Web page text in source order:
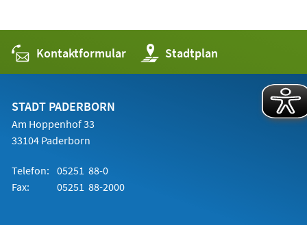
Kontaktformular Stadtplan
(Öffnet
in
einem
STADT PADERBORN
Am Hoppenhof 33
33104 Paderborn
Telefon: 05251 88-0
Fax:
05251 88-2000